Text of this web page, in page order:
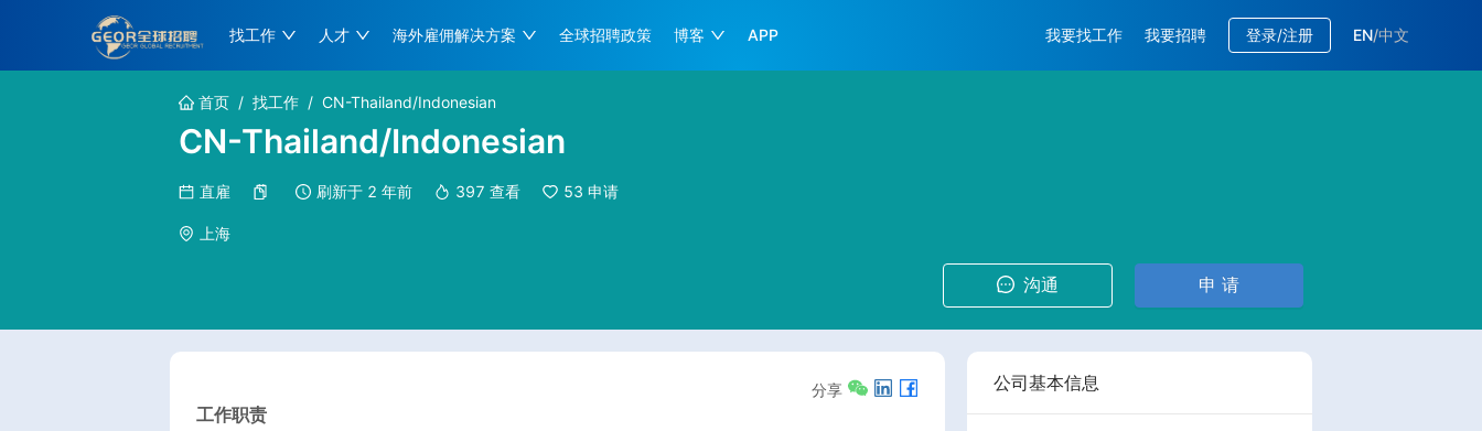
找工作 人才 海外雇佣解决方案 全球招聘政策 博客 APP 我要找工作 我要招聘 登录/注册 EN/中文
首页 / 找工作 / CN-Thailand/Indonesian
CN-Thailand/Indonesian
直雇 刷新于 2 年前 397 查看 53 申请
上海
沟通 申 请
分享
工作职责
公司基本信息